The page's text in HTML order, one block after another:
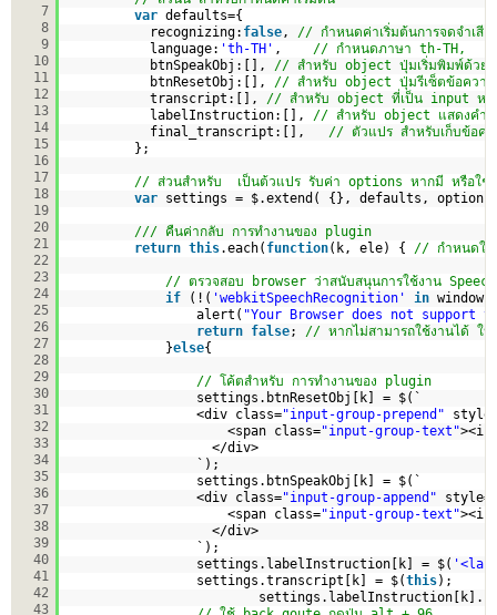
7
8
9
10
11
12
13
14
15
16
17
18
19
20
21
22
23
24
25
26
27
28
29
30
31
32
33
34
35
36
37
38
39
40
41
42
43
var defaults={
recognizing: false , // กำหนดค่าเริ่มต้นการจดจำเสี
language: 'th-TH' , // กำหนดภาษา th-
btnSpeakObj:[], // สำหรับ object ปุ่มเริ่มพิมพ์ด้วยเ
btnResetObj:[], // สำหรับ object ปุ่มรีเซ็ตข้อค
transcript:[], // สำหรับ object ที่เป็น input หรื
labelInstruction:[], // สำหรับ object แสดงคำแ
final_transcript:[], // ตัวแปร สำหรับเก็บข้
};
// ส่วนสำหรับ  เป็นต้วแปร รับค่า options หากมี หรือใช้
var settings = $.extend( {}, defaults,
/// คืนค่ากลับ การทำงานของ plugin
return this.each( function(k, ele) { // กำหนดใช้
// ตรวจสอบ browser ว่าสนับสนุนการใช้งาน
if
(!( 'webkitSpeechRecognition' in
alert( "Your Browser does not support
return false; // หากไม่สามารถใช้งานได้ ให้
}else{
// โค้ตสำหรับ การทำงานของ plugin
settings.btnResetObj[k] = $(`
<div class="input-group-prepend"
<span class="input-group-text"><i
</div>
`);
settings.btnSpeakObj[k] = $(`
<div class="input-group-append" style=
<span class="input-group-text"><i
</div>
`);
settings.labelInstruction[k] = $(
settings.transcript[k] = $(this);